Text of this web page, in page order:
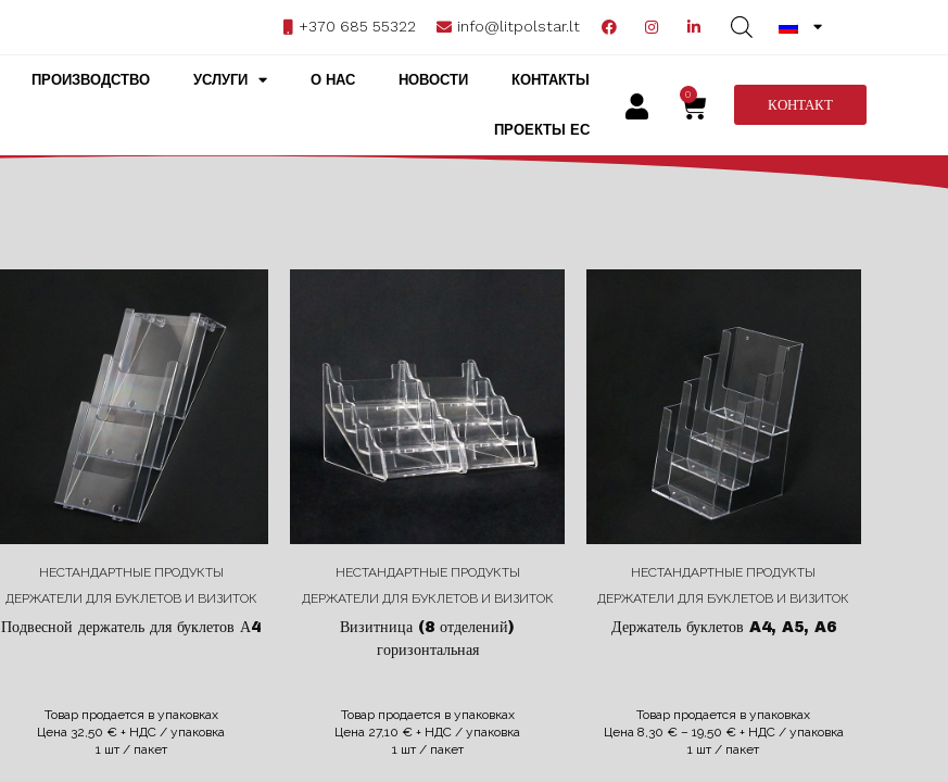
+370 685 55322 info@litpolstar.lt
ПРОИЗВОДСТВО УСЛУГИ О НАС НОВОСТИ КОНТАКТЫ
ПРОЕКТЫ ЕС
0
КОНТАКТ
НЕСТАНДАРТНЫЕ ПРОДУКТЫ
ДЕРЖАТЕЛИ ДЛЯ БУКЛЕТОВ И ВИЗИТОК
Подвесной держатель для буклетов А4
Товар продается в упаковках
Цена 32,50 € + НДС / упаковка
1 шт / пакет
НЕСТАНДАРТНЫЕ ПРОДУКТЫ
ДЕРЖАТЕЛИ ДЛЯ БУКЛЕТОВ И ВИЗИТОК
Визитница (8 отделений)
горизонтальная
Товар продается в упаковках
Цена 27,10 € + НДС / упаковка
1 шт / пакет
НЕСТАНДАРТНЫЕ ПРОДУКТЫ
ДЕРЖАТЕЛИ ДЛЯ БУКЛЕТОВ И ВИЗИТОК
Держатель буклетов A4, A5, A6
Товар продается в упаковках
Цена 8,30 €– 19,50 €+ НДС / упаковка
1 шт / пакет